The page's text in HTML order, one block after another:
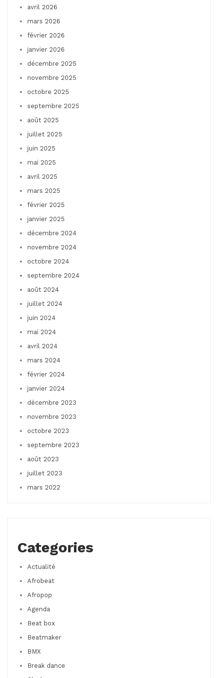
avril 2026
mars 2026
février 2026
janvier 2026
décembre 2025
novembre 2025
octobre 2025
septembre 2025
août 2025
juillet 2025
juin 2025
mai 2025
avril 2025
mars 2025
février 2025
janvier 2025
décembre 2024
novembre 2024
octobre 2024
septembre 2024
août 2024
juillet 2024
juin 2024
mai 2024
avril 2024
mars 2024
février 2024
janvier 2024
décembre 2023
novembre 2023
octobre 2023
septembre 2023
août 2023
juillet 2023
mars 2022
Categories
Actualité
Afrobeat
Afropop
Agenda
Beat box
Beatmaker
BMX
Break dance